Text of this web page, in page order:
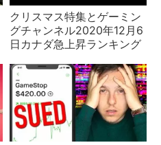
クリスマス特集とゲーミン
グチャンネル2020年12月6
日カナダ急上昇ランキング